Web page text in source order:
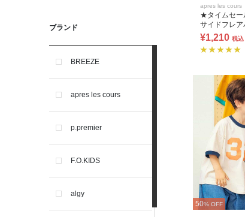
ブランド
BREEZE
apres les cours
p.premier
F.O.KIDS
algy
apres les cours
★タイムセー
サイドフレアパン
丈
¥1,210 税込
50% OFF